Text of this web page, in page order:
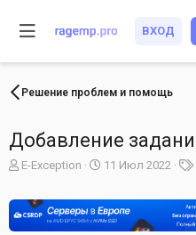
ВХОД
Решение проблем и помощь
Добавление
А
о
E-Exception
Д
а
11 Июл 2022